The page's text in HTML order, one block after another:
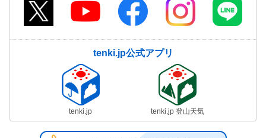
tenki.jp公式アプリ
tenki.jp tenki.jp 登山天気